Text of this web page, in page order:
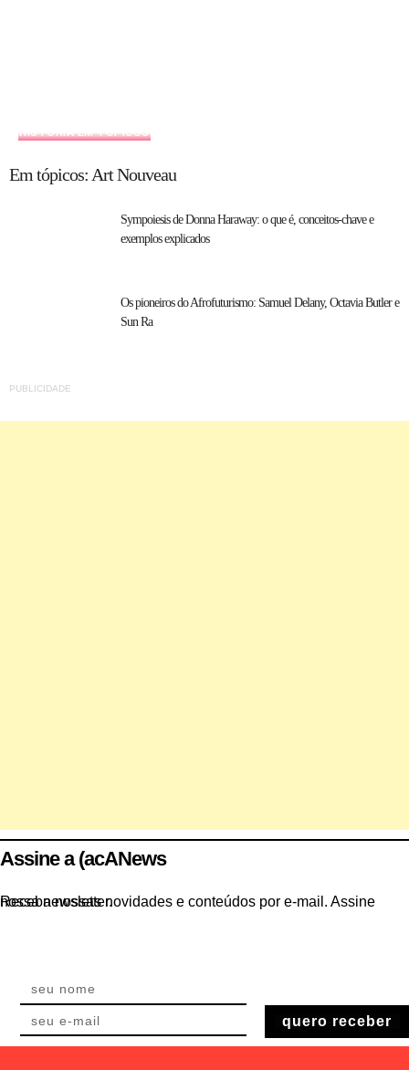
HISTÓRIA EM TÓPICOS
Em tópicos: Art Nouveau
Sympoiesis de Donna Haraway: o que é, conceitos-chave e
exemplos explicados
Os pioneiros do Afrofuturismo: Samuel Delany, Octavia Butler e
Sun Ra
PUBLICIDADE
Assine a (acANews
Receba nossas novidades e conteúdos por e-mail. Assine nossa newsletter.
quero receber